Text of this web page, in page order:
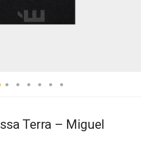
Terra – Miguel